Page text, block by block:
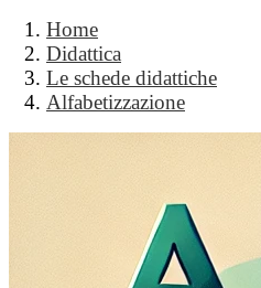
Home
Didattica
Le schede didattiche
Alfabetizzazione